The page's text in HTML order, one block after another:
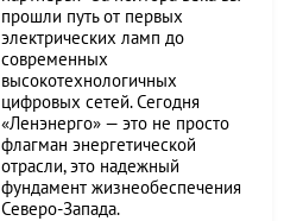
прошли путь от первых
электрических ламп до
современных
высокотехнологичных
цифровых сетей. Сегодня
«Ленэнерго» — это не просто
флагман энергетической
отрасли, это надежный
фундамент жизнеобеспечения
Северо-Запада.